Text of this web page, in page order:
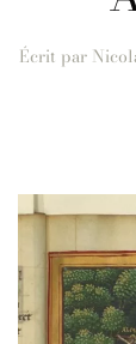
Écrit par